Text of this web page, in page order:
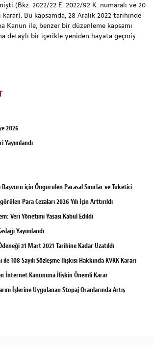
(Bkz. 2022/22 E. 2022/92 K. numaralı ve 20
Bu kapsamda, 28 Aralık 2022 tarihinde
Kanun ile, benzer bir düzenleme kapsamı
detaylı bir içerikle yeniden hayata geçmiş
2026
Yayımlandı
için Öngörülen Parasal Sınırlar ve Tüketici
Para Cezaları 2026 Yılı İçin Arttırıldı
Veri Yönetimi Yasası Kabul Edildi
Yayımlandı
31 Mart 2021 Tarihine Kadar Uzatıldı
ile 108 Sayılı Sözleşme İlişkisi Hakkında KVKK Kararı
İnternet Kanununa İlişkin Önemli Karar
İşlerine Uygulanan Stopaj Oranlarında Artış